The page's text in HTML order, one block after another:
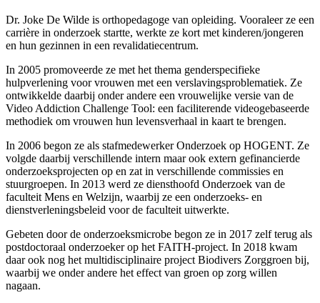
Dr. Joke De Wilde is orthopedagoge van opleiding. Vooraleer ze een
carrière in onderzoek startte, werkte ze kort met kinderen/jongeren
en hun gezinnen in een revalidatiecentrum.
In 2005 promoveerde ze met het thema genderspecifieke
hulpverlening voor vrouwen met een verslavingsproblematiek. Ze
ontwikkelde daarbij onder andere een vrouwelijke versie van de
Video Addiction Challenge Tool: een faciliterende videogebaseerde
methodiek om vrouwen hun levensverhaal in kaart te brengen.
In 2006 begon ze als stafmedewerker Onderzoek op HOGENT. Ze
volgde daarbij verschillende intern maar ook extern gefinancierde
onderzoeksprojecten op en zat in verschillende commissies en
stuurgroepen. In 2013 werd ze diensthoofd Onderzoek van de
faculteit Mens en Welzijn, waarbij ze een onderzoeks- en
dienstverleningsbeleid voor de faculteit uitwerkte.
Gebeten door de onderzoeksmicrobe begon ze in 2017 zelf terug als
postdoctoraal onderzoeker op het FAITH-project. In 2018 kwam
daar ook nog het multidisciplinaire project Biodivers Zorggroen bij,
waarbij we onder andere het effect van groen op zorg willen
nagaan.